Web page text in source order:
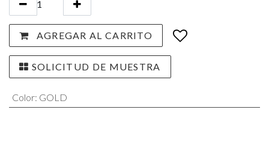
AGREGAR AL CARRITO
SOLICITUD DE MUESTRA
Color: GOLD